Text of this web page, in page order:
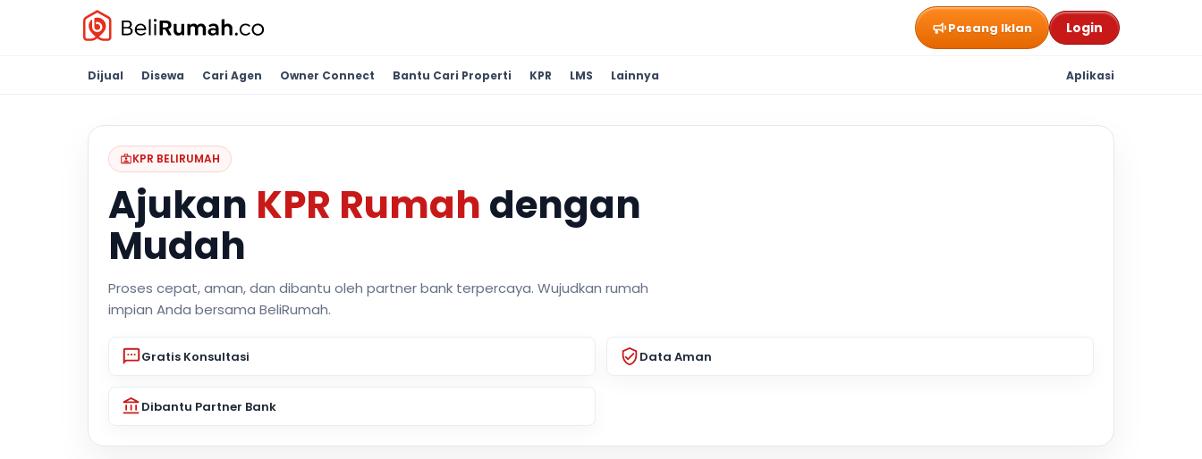
Pasang Iklan Login
Dijual Disewa Cari Agen Owner Connect Bantu Cari Properti KPR LMS Lainnya Aplikasi
KPR BELIRUMAH
Ajukan KPR Rumah dengan
Mudah
Proses cepat, aman, dan dibantu oleh partner bank terpercaya. Wujudkan rumah
impian Anda bersama BeliRumah.
Gratis Konsultasi Data Aman
Dibantu Partner Bank